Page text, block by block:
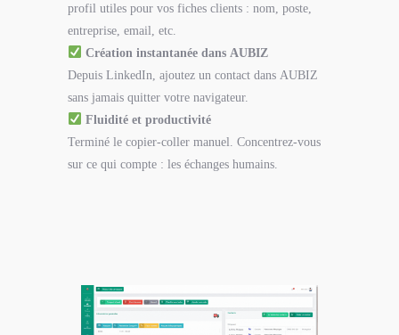
profil utiles pour vos fiches clients : nom, poste,
entreprise, email, etc.
Création instantanée dans AUBIZ
Depuis LinkedIn, ajoutez un contact dans AUBIZ
sans jamais quitter votre navigateur.
Fluidité et productivité
Terminé le copier-coller manuel. Concentrez-vous
sur ce qui compte : les échanges humains.